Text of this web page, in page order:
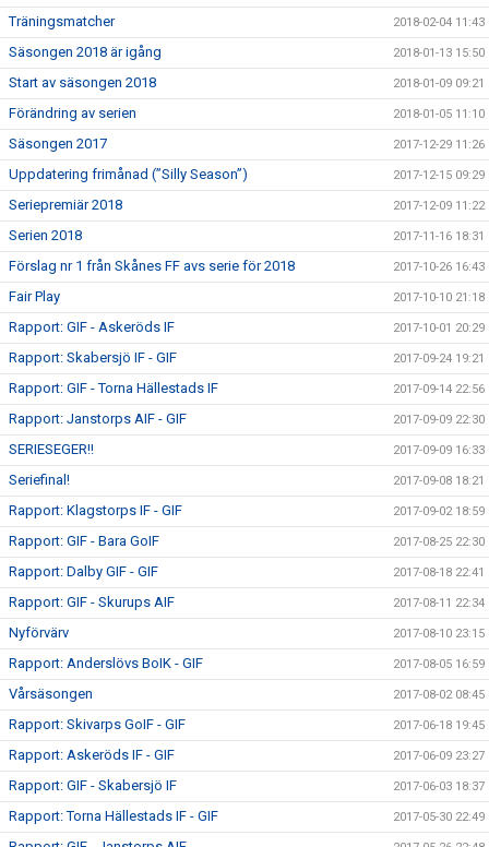
Träningsmatcher 2018-02-04 11:43
Säsongen 2018 är igång 2018-01-13 15:50
Start av säsongen 2018 2018-01-09 09:21
Förändring av serien 2018-01-05 11:10
Säsongen 2017 2017-12-29 11:26
Uppdatering frimånad (”Silly Season”) 2017-12-15 09:29
Seriepremiär 2018 2017-12-09 11:22
Serien 2018 2017-11-16 18:31
Förslag nr 1 från Skånes FF avs serie för 2018 2017-10-26 16:43
Fair Play 2017-10-10 21:18
Rapport: GIF - Askeröds IF 2017-10-01 20:29
Rapport: Skabersjö IF - GIF 2017-09-24 19:21
Rapport: GIF - Torna Hällestads IF 2017-09-14 22:56
Rapport: Janstorps AIF - GIF 2017-09-09 22:30
SERIESEGER!! 2017-09-09 16:33
Seriefinal! 2017-09-08 18:21
Rapport: Klagstorps IF - GIF 2017-09-02 18:59
Rapport: GIF - Bara GoIF 2017-08-25 22:30
Rapport: Dalby GIF - GIF 2017-08-18 22:41
Rapport: GIF - Skurups AIF 2017-08-11 22:34
Nyförvärv 2017-08-10 23:15
Rapport: Anderslövs BoIK - GIF 2017-08-05 16:59
Vårsäsongen 2017-08-02 08:45
Rapport: Skivarps GoIF - GIF 2017-06-18 19:45
Rapport: Askeröds IF - GIF 2017-06-09 23:27
Rapport: GIF - Skabersjö IF 2017-06-03 18:37
Rapport: Torna Hällestads IF - GIF 2017-05-30 22:49